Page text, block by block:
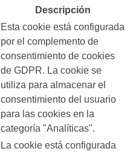
Descripción
Esta cookie está configurada
por el complemento de
consentimiento de cookies
de GDPR. La cookie se
utiliza para almacenar el
consentimiento del usuario
para las cookies en la
categoría "Analíticas".
La cookie está configurada